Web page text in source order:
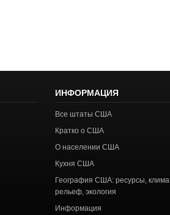
ИНФОРМАЦИЯ
Все штаты США
Кратко о США
О населении США
Кухня США
География США: ресурсы,
рельеф, экология
Информация